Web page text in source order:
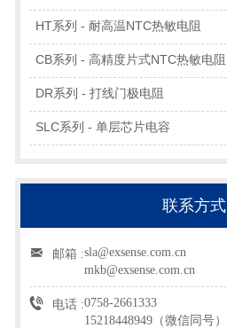
HT系列 - 耐高温NTC热敏电阻
CB系列 - 高精度片式NTC热敏电阻
DR系列 - 打线门极电阻
SLC系列 - 单层芯片电容
联系方式
邮箱 :sla@exsense.com.cn
mkb@exsense.com.cn
电话 :0758-2661333
15218448949（微信同号）